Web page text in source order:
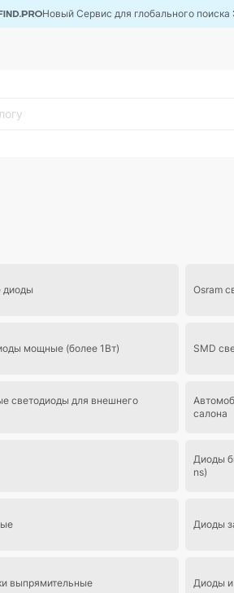
Новый Сервис для глобального поиска
диоды Osram
мощные (более 1Вт) SMD
светодиоды для внешнего
салона
Диоды
ns)
Диоды
выпрямительные Диоды и